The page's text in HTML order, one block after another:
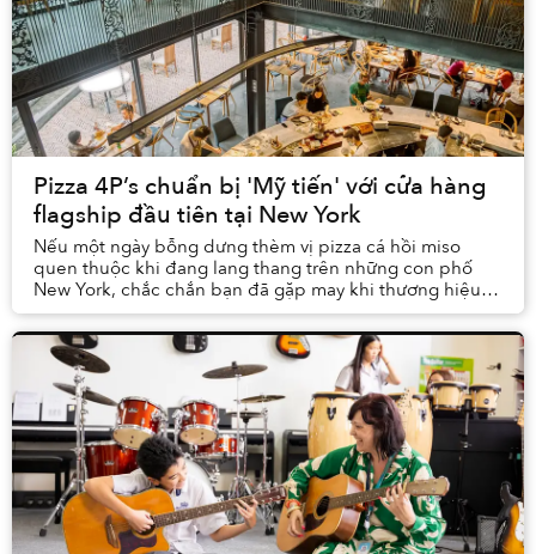
Pizza 4P’s chuẩn bị 'Mỹ tiến' với cửa hàng
flagship đầu tiên tại New York
Nếu một ngày bỗng dưng thèm vị pizza cá hồi miso
quen thuộc khi đang lang thang trên những con phố
New York, chắc chắn bạn đã gặp may khi thương hiệu
pizza “made-in-Saigon” vốn đã quá quen mặt với giớ...